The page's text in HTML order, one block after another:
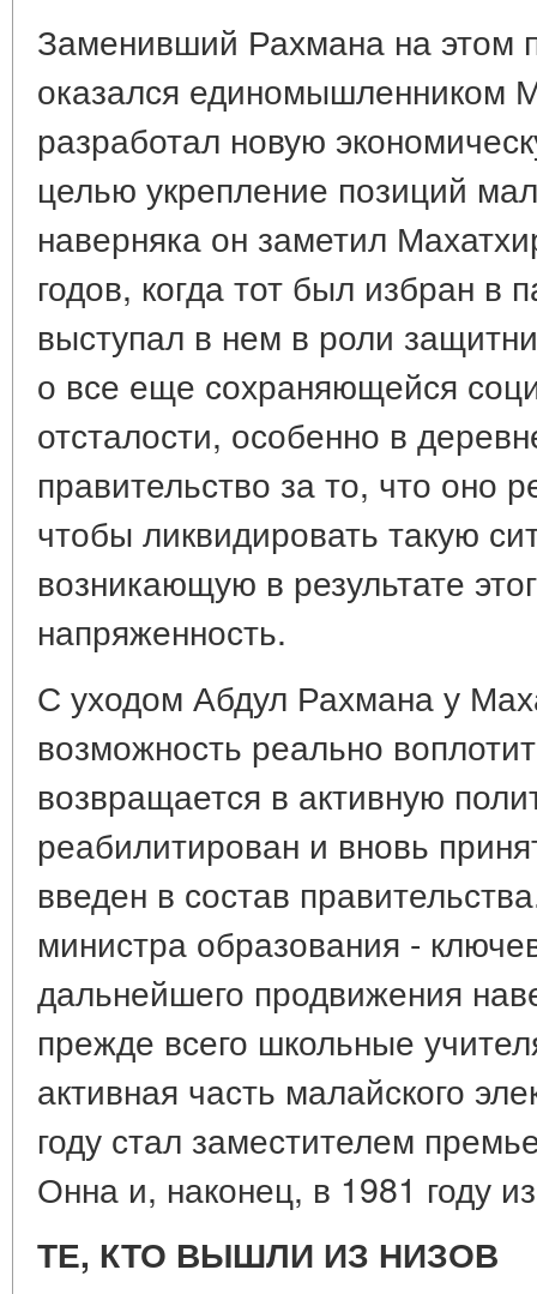
Заменивший Рахмана на этом
оказался единомышленником
разработал новую
целью укрепление позиций
наверняка он заметил
годов, когда тот был избран в
выступал в нем в роли
о все еще сохраняющейся
отсталости, особенно в
правительство за то, что оно
чтобы ликвидировать такую
возникающую в результате
напряженность.
С уходом Абдул Рахмана у
возможность реально
возвращается в активную
реабилитирован и вновь
введен в состав
министра образования -
дальнейшего продвижения
прежде всего школьные
активная часть малайского
году стал заместителем
Онна и, наконец, в 1981 году
ТЕ, КТО ВЫШЛИ ИЗ НИЗОВ